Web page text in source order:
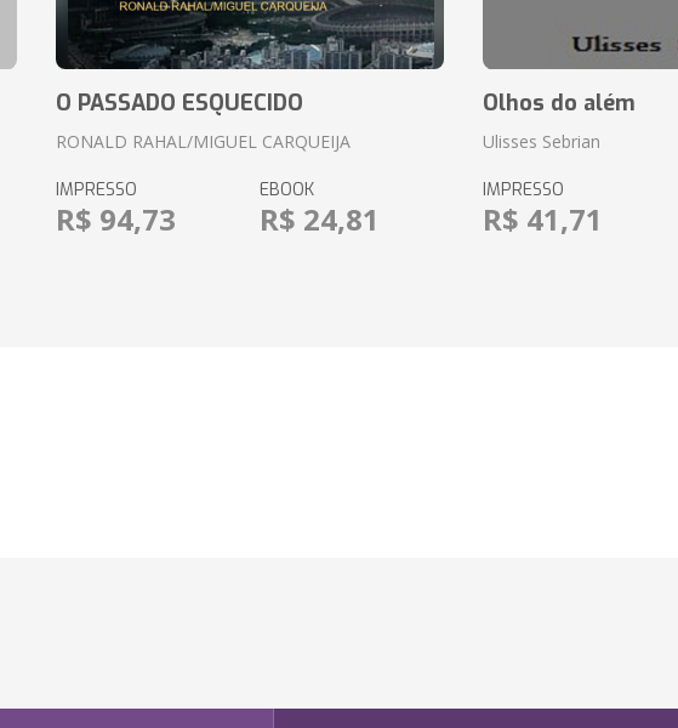
O PASSADO ESQUECIDO
RONALD RAHAL/MIGUEL CARQUEIJA
IMPRESSO
R$ 94,73
EBOOK
R$ 24,81
Olhos do além
Ulisses Sebrian
IMPRESSO
R$ 41,71